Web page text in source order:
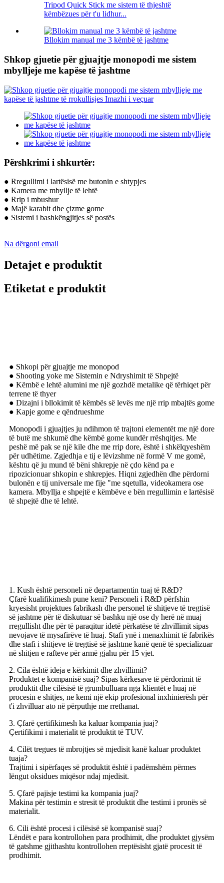
Tripod Quick Stick me sistem të thjeshtë
këmbëzues për t'u lidhur...
Bllokim manual me 3 këmbë të jashtme
Shkop gjuetie për gjuajtje monopodi me sistem
mbylljeje me kapëse të jashtme
Përshkrimi i shkurtër:
● Rregullimi i lartësisë me butonin e shtypjes
● Kamera me mbyllje të lehtë
● Rrip i mbushur
● Majë karabit dhe çizme gome
● Sistemi i bashkëngjitjes së postës
Na dërgoni email
Detajet e produktit
Etiketat e produktit
● Shkopi për gjuajtje me monopod
● Shooting yoke me Sistemin e Ndryshimit të Shpejtë
● Këmbë e lehtë alumini me një gozhdë metalike që tërhiqet për
terrene të thyer
● Dizajni i bllokimit të këmbës së levës me një rrip mbajtës gome
● Kapje gome e qëndrueshme
Monopodi i gjuajtjes ju ndihmon të trajtoni elementët me një dore
të butë me shkumë dhe këmbë gome kundër rrëshqitjes. Me
peshë më pak se një kile dhe me rrip dore, është i shkëlqyeshëm
për udhëtime. Zgjedhja e tij e lëvizshme në formë V me gomë,
kështu që ju mund të bëni shkrepje në çdo kënd pa e
ripozicionuar shkopin e shkrepjes. Hiqni zgjedhën dhe përdorni
bulonën e tij universale me fije "me sqetulla, videokamera ose
kamera. Mbyllja e shpejtë e këmbëve e bën rregullimin e lartësisë
të shpejtë dhe të lehtë.
1. Kush është personeli në departamentin tuaj të R&D?
Çfarë kualifikimesh pune keni? Personeli i R&D përfshin
kryesisht projektues fabrikash dhe personel të shitjeve të tregtisë
së jashtme për të diskutuar së bashku një ose dy herë në muaj
rregullisht dhe për të paraqitur idetë përkatëse të zhvillimit sipas
nevojave të mysafirëve të huaj. Stafi ynë i menaxhimit të fabrikës
dhe stafi i shitjeve të tregtisë së jashtme kanë qenë të specializuar
në shitjen e rafteve për armë gjahu për 15 vjet.
2. Cila është ideja e kërkimit dhe zhvillimit?
Produktet e kompanisë suaj? Sipas kërkesave të përdorimit të
produktit dhe cilësisë të grumbulluara nga klientët e huaj në
procesin e shitjes, ne kemi një ekip profesional inxhinierësh për
t'i zhvilluar ato në përputhje me rrethanat.
3. Çfarë çertifikimesh ka kaluar kompania juaj?
Çertifikimi i materialit të produktit të TUV.
4. Cilët tregues të mbrojtjes së mjedisit kanë kaluar produktet
tuaja?
Trajtimi i sipërfaqes së produktit është i padëmshëm përmes
lëngut oksidues miqësor ndaj mjedisit.
5. Çfarë pajisje testimi ka kompania juaj?
Makina për testimin e stresit të produktit dhe testimi i pronës së
materialit.
6. Cili është procesi i cilësisë së kompanisë suaj?
Lëndët e para kontrollohen para prodhimit, dhe produktet gjysëm
të gatshme gjithashtu kontrollohen rreptësisht gjatë procesit të
prodhimit.